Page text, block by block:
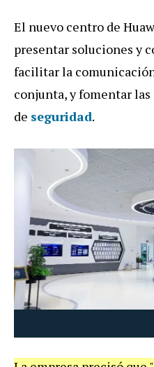
El nuevo centro de
presentar soluciones y
facilitar la
conjunta, y fomentar
de seguridad.